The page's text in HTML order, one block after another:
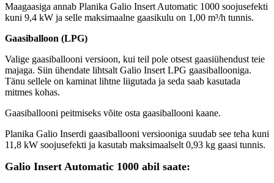
Maagaasiga annab Planika Galio Insert Automatic 1000 soojusefekti
kuni 9,4 kW ja selle maksimaalne gaasikulu on 1,00 m³/h tunnis.
Gaasiballoon (LPG)
Valige gaasiballooni versioon, kui teil pole otsest gaasiühendust teie
majaga. Siin ühendate lihtsalt Galio Insert LPG gaasiballooniga.
Tänu sellele on kaminat lihtne liigutada ja seda saab kasutada
mitmes kohas.
Gaasiballooni peitmiseks võite osta gaasiballooni kaane.
Planika Galio Inserdi gaasiballooni versiooniga suudab see teha kuni
11,8 kW soojusefekti ja kasutab maksimaalselt 0,93 kg gaasi tunnis.
Galio Insert Automatic 1000 abil saate: